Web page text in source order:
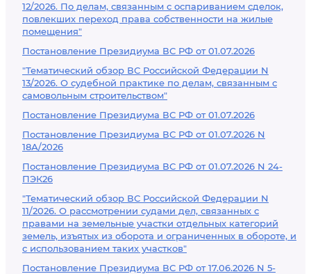
12/2026. По делам, связанным с оспариванием сделок,
повлекших переход права собственности на жилые
помещения"
Постановление Президиума ВС РФ от 01.07.2026
"Тематический обзор ВС Российской Федерации N
13/2026. О судебной практике по делам, связанным с
самовольным строительством"
Постановление Президиума ВС РФ от 01.07.2026
Постановление Президиума ВС РФ от 01.07.2026 N
18А/2026
Постановление Президиума ВС РФ от 01.07.2026 N 24-
ПЭК26
"Тематический обзор ВС Российской Федерации N
11/2026. О рассмотрении судами дел, связанных с
правами на земельные участки отдельных категорий
земель, изъятых из оборота и ограниченных в обороте, и
с использованием таких участков"
Постановление Президиума ВС РФ от 17.06.2026 N 5-